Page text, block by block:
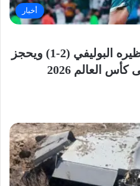
أخبار
منتخبنا الوطني يتخطّى نظيره البوليفي (2-1) ويحجز
العالم 2026